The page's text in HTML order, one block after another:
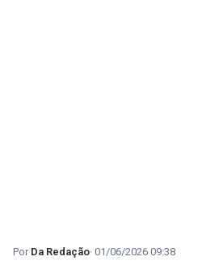
Da Redação 01/06/2026 09:38